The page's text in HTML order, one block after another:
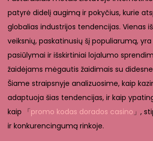
2
2
0
2
6
patyrė didelį augimą ir pokyčius, kurie
globalias industrijos tendencijas. Vienas
veiksnių, paskatinusių šį populiarumą,
pasiūlymai ir išskirtiniai lojalumo
žaidėjams mėgautis žaidimais su
Šiame straipsnyje analizuosime, kaip
adaptuoja šias tendencijas, ir kaip
kaip 「promo kodas dorados casino 」,
ir konkurencingumą rinkoje.